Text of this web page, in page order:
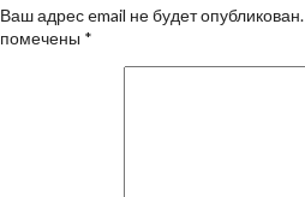
Ваш адрес email не будет опубликован.
помечены *